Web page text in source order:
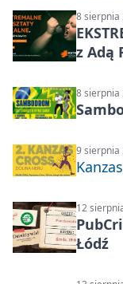
8 sierpnia
z Adą
8 sierpnia
9 sierpnia
12
Łódź